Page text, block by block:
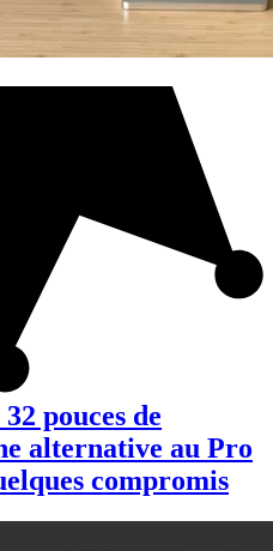
pouces de
alternative au Pro
compromis